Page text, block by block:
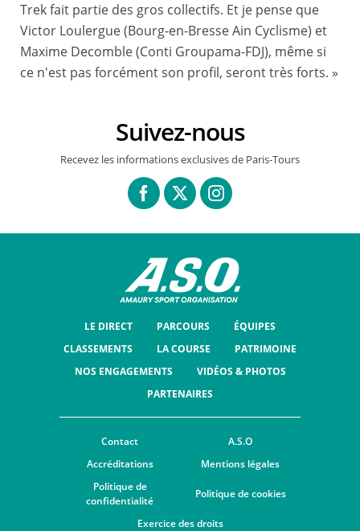
Trek fait partie des gros collectifs. Et je pense que
Victor Loulergue (Bourg-en-Bresse Ain Cyclisme) et
Maxime Decomble (Conti Groupama-FDJ), même si
ce n'est pas forcément son profil, seront très forts. »
Suivez-nous
Recevez les informations exclusives de Paris-Tours
LE DIRECT PARCOURS
ÉQUIPES
CLASSEMENTS
LA COURSE
PATRIMOINE
NOS ENGAGEMENTS
VIDÉOS & PHOTOS
PARTENAIRES
Contact
A.S.O
Accréditations
Mentions légales
Politique de
confidentialité
Politique de cookies
Exercice des droits